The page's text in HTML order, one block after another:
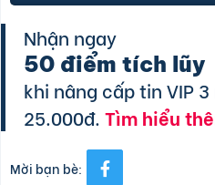
Nhận ngay
50 điểm tích lũy
khi nâng cấp tin VIP
25.000đ.Tìm hiểu
Mời bạn bè: